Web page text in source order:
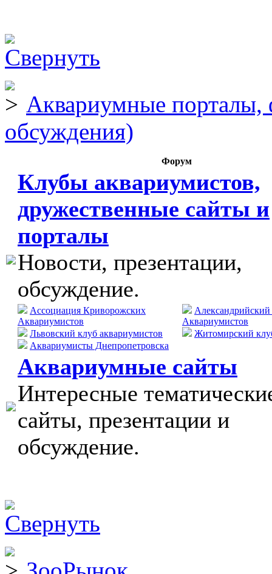
Аквариумные
обсуждения)
Форум
Клубы аквариумистов,
дружественные сайты и
порталы
Новости, презентации,
обсуждение.
Ассоциация Криворожских
Аквариумистов
Львовский клуб аквариумистов
Аквариумисты Днепропетровска
Аквариумистов
Житомирский
Аквариумные сайты
Интересные
сайты, презентации и
обсуждение.